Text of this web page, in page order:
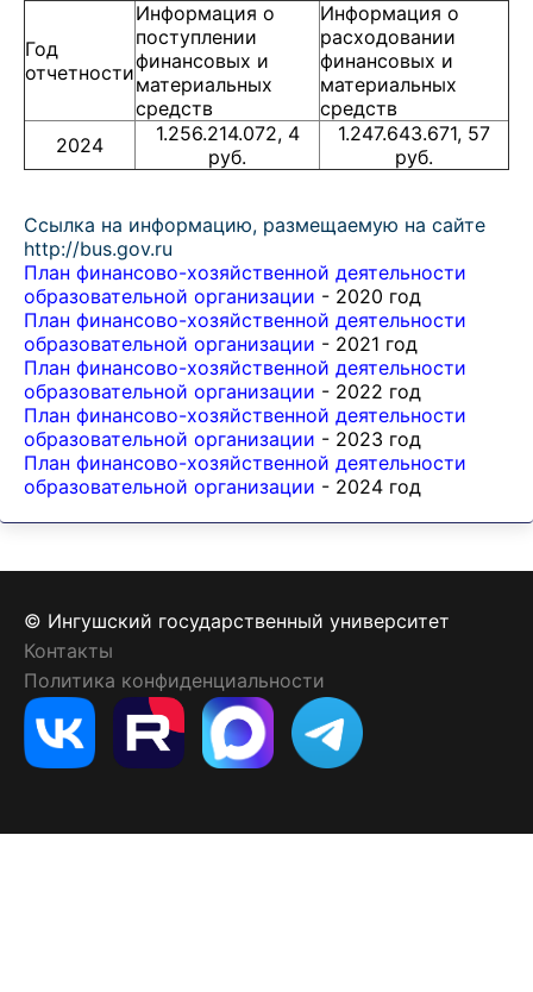
Год
отчетности
Информация о
поступлении
финансовых и
материальных
средств
Информация о
расходовании
финансовых и
материальных
средств
2024
1.256.214.072, 4
руб.
1.247.643.671, 57
руб.
Ссылка на информацию, размещаемую на сайте
http://bus.gov.ru
План финансово-хозяйственной деятельности
образовательной организации - 2020 год
План финансово-хозяйственной деятельности
образовательной организации - 2021 год
План финансово-хозяйственной деятельности
образовательной организации - 2022 год
План финансово-хозяйственной деятельности
образовательной организации - 2023 год
План финансово-хозяйственной деятельности
образовательной организации - 2024 год
© Ингушский государственный университет
Контакты
Политика конфиденциальности